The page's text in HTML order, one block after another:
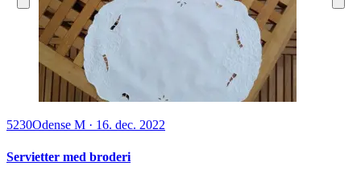
5230Odense M · 16. dec. 2022
Servietter med broderi